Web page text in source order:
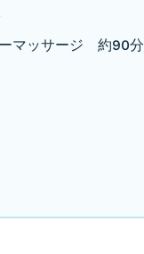
ーマッサージ 約90分